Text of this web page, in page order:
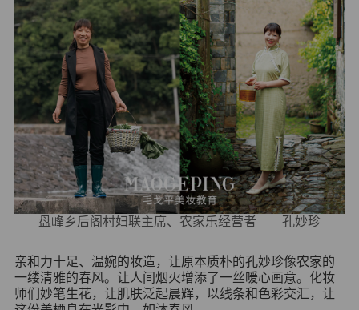
盘峰乡后阁村妇联主席、农家乐经营者——孔妙珍
亲和力十足、温婉的妆造，让原本质朴的孔妙珍像农家的
一缕清雅的春风。让人间烟火增添了一丝暖心画意。化妆
师们妙笔生花，让肌肤泛起晨辉，以线条和色彩交汇，让